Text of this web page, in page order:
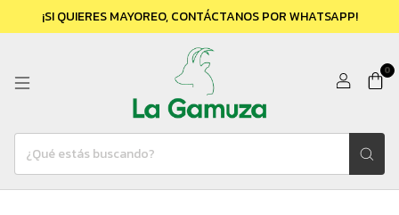
¡SI QUIERES MAYOREO, CONTÁCTANOS POR WHATSAPP!
0